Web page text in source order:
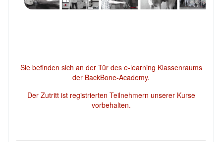
Sie befinden sich an der Tür des e-learning Klassenraums
der BackBone-Academy.
Der Zutritt ist registrierten Teilnehmern unserer Kurse
vorbehalten.